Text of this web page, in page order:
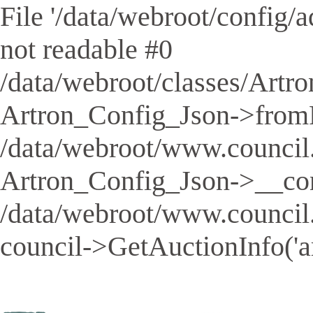
File '/data/webroot/config/
not readable #0
/data/webroot/classes/
Artron_Config_Json-
/data/webroot/
Artron_Config_Json-
/data/webroot/
council-